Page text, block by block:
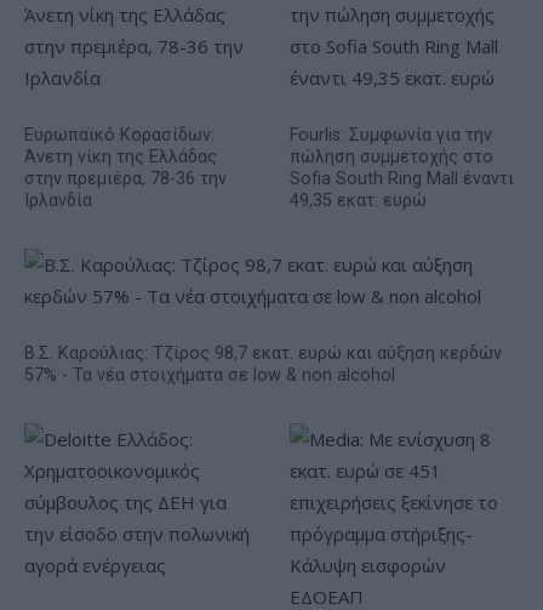
Ευρωπαϊκό Κορασίδων:
Άνετη νίκη της Ελλάδας
στην πρεμιέρα, 78-36 την
Ιρλανδία
Fourlis: Συμφωνία για την
πώληση συμμετοχής στο
Sofia South Ring Mall έναντι
49,35 εκατ. ευρώ
Β.Σ. Καρούλιας: Τζίρος 98,7 εκατ. ευρώ και αύξηση κερδών
57% - Τα νέα στοιχήματα σε low & non alcohol